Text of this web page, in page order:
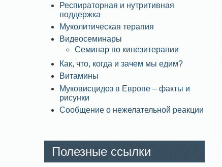
Респираторная и нутритивная
поддержка
Муколитическая терапия
Видеосеминары
Семинар по кинезитерапии
Как, что, когда и зачем мы едим?
Витамины
Муковисцидоз в Европе – факты и
рисунки
Сообщение о нежелательной реакции
Полезные ссылки